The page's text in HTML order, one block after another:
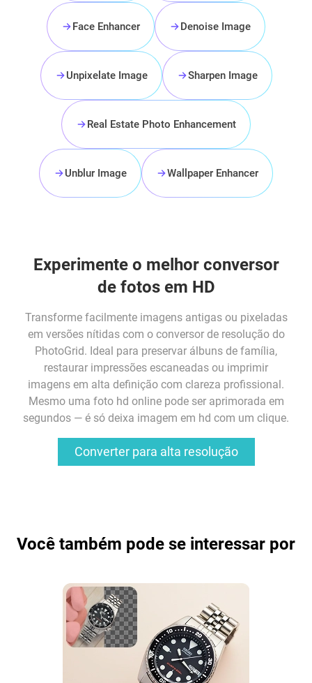
Face Enhancer Denoise Image
Unpixelate Image Sharpen Image
Real Estate Photo Enhancement
Unblur Image Wallpaper Enhancer
Experimente o melhor conversor
de fotos em HD
Transforme facilmente imagens antigas ou pixeladas
em versões nítidas com o conversor de resolução do
PhotoGrid. Ideal para preservar álbuns de família,
restaurar impressões escaneadas ou imprimir
imagens em alta definição com clareza profissional.
Mesmo uma foto hd online pode ser aprimorada em
segundos — é só deixa imagem em hd com um clique.
Converter para alta resolução
Você também pode se interessar por